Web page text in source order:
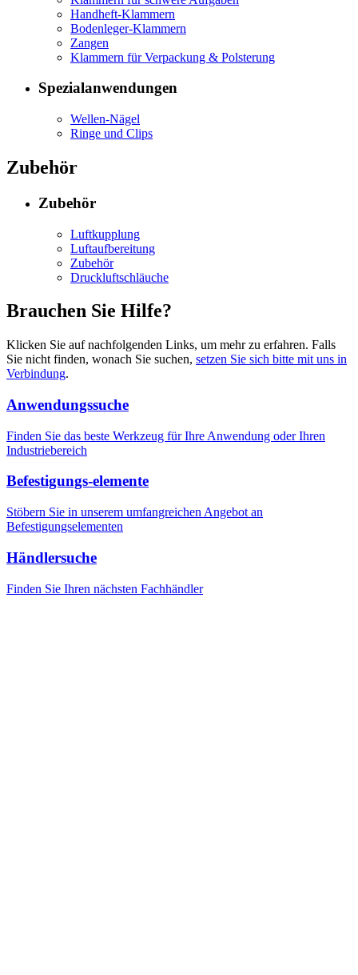
Handheft-Klammern
Bodenleger-Klammern
Zangen
Klammern für Verpackung & Polsterung
Spezialanwendungen
Wellen-Nägel
Ringe und Clips
Zubehör
Zubehör
Luftkupplung
Luftaufbereitung
Zubehör
Druckluftschläuche
Brauchen Sie Hilfe?
Klicken Sie auf nachfolgenden Links, um mehr zu erfahren. Falls
Sie nicht finden, wonach Sie suchen, setzen Sie sich bitte mit uns in
Verbindung.
Anwendungssuche
Finden Sie das beste Werkzeug für Ihre Anwendung oder Ihren
Industriebereich
Befestigungs-elemente
Stöbern Sie in unserem umfangreichen Angebot an
Befestigungselementen
Händlersuche
Finden Sie Ihren nächsten Fachhändler